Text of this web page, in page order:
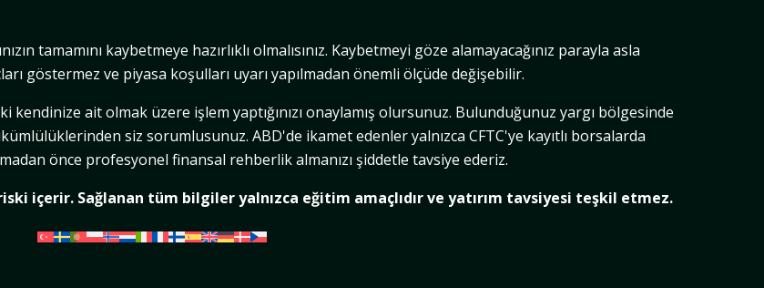
tamamını kaybetmeye hazırlıklı olmalısınız. Kaybetmeyi göze alamayacağınız parayla asla
göstermez ve piyasa koşulları uyarı yapılmadan önemli ölçüde değişebilir.
ait olmak üzere işlem yaptığınızı onaylamış olursunuz. Bulunduğunuz yargı bölgesinde
siz sorumlusunuz. ABD'de ikamet edenler yalnızca CFTC'ye kayıtlı borsalarda
önce profesyonel finansal rehberlik almanızı şiddetle tavsiye ederiz.
içerir. Sağlanan tüm bilgiler yalnızca eğitim amaçlıdır ve yatırım tavsiyesi teşkil etmez.